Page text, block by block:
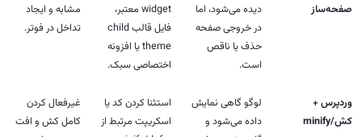
دیده می‌شود، اما
در خروجی صفحه
widget معتبر،
فایل قالب child
theme یا افزونه
اختصاصی سبک.
مشابه و ایجاد
تداخل در فوتر.
لوگو گاهی نمایش
داده می‌شود و
استثنا کردن کد یا
اسکریپت مرتبط از
غیرفعال کردن
کامل کش و افت